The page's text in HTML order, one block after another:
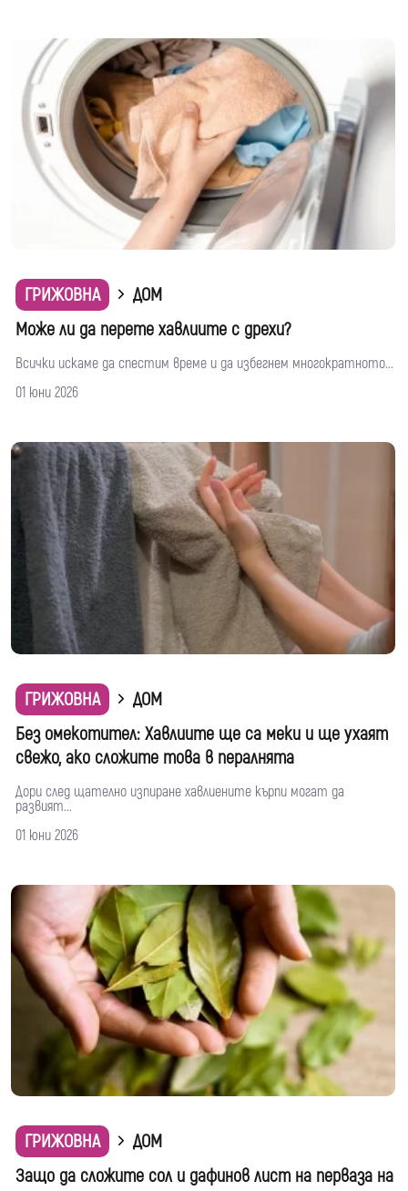
ГРИЖОВНА
ДОМ
Може ли да перете хавлиите с дрехи?
Всички искаме да спестим време и да избегнем многократното...
01 юни 2026
ГРИЖОВНА
ДОМ
Без омекотител: Хавлиите ще са меки и ще ухаят
свежо, ако сложите това в пералнята
Дори след щателно изпиране хавлиените кърпи могат да
развият...
01 юни 2026
ГРИЖОВНА
ДОМ
Защо да сложите сол и дафинов лист на перваза на